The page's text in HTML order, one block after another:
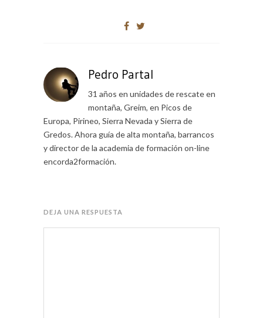
Pedro Partal
31 años en unidades de rescate en
montaña, Greim, en Picos de
Europa, Pirineo, Sierra Nevada y Sierra de
Gredos. Ahora guía de alta montaña, barrancos
y director de la academia de formación on-line
encorda2formación.
DEJA UNA RESPUESTA